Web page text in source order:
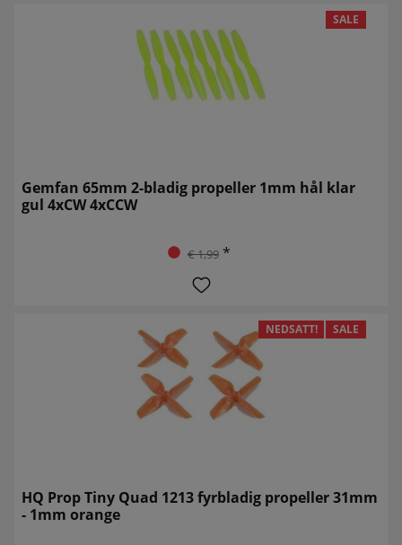
SALE
Gemfan 65mm 2-bladig propeller 1mm hål klar
gul 4xCW 4xCCW
€ 1,99*
NEDSATT! SALE
HQ Prop Tiny Quad 1213 fyrbladig propeller 31mm
- 1mm orange